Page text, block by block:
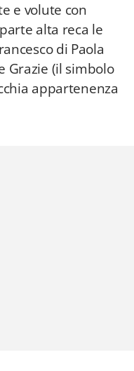
e volute con
alta reca le
di Paola
Grazie (il simbolo
appartenenza